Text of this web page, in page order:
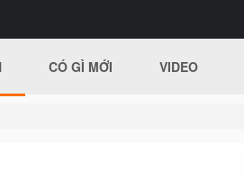
CÓ GÌ MỚI VIDEO